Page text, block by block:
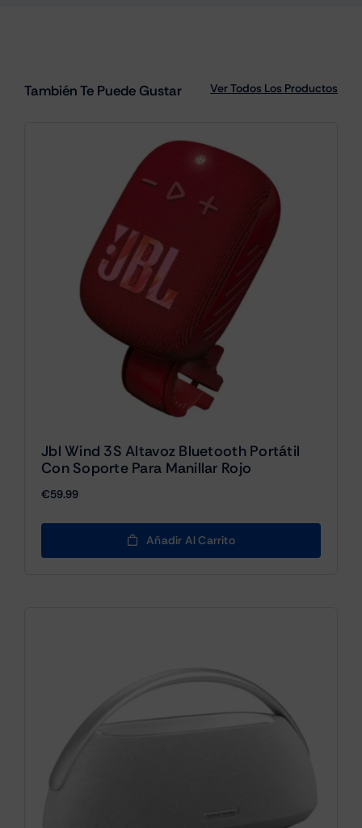
También Te Puede Gustar Ver Todos Los Productos
Jbl Wind 3S Altavoz Bluetooth Portátil
Con Soporte Para Manillar Rojo
€59.99
Añadir Al Carrito